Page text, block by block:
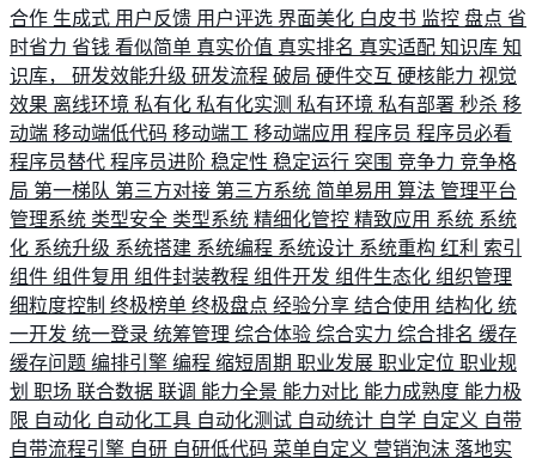
合作 生成式 用户反馈 用户评选 界面美化 白皮书 监控 盘点 省
时省力 省钱 看似简单 真实价值 真实排名 真实适配 知识库 知
识库， 研发效能升级 研发流程 破局 硬件交互 硬核能力 视觉
效果 离线环境 私有化 私有化实测 私有环境 私有部署 秒杀 移
动端 移动端低代码 移动端工 移动端应用 程序员 程序员必看
程序员替代 程序员进阶 稳定性 稳定运行 突围 竞争力 竞争格
局 第一梯队 第三方对接 第三方系统 简单易用 算法 管理平台
管理系统 类型安全 类型系统 精细化管控 精致应用 系统 系统
化 系统升级 系统搭建 系统编程 系统设计 系统重构 红利 索引
组件 组件复用 组件封装教程 组件开发 组件生态化 组织管理
细粒度控制 终极榜单 终极盘点 经验分享 结合使用 结构化 统
一开发 统一登录 统筹管理 综合体验 综合实力 综合排名 缓存
缓存问题 编排引擎 编程 缩短周期 职业发展 职业定位 职业规
划 职场 联合数据 联调 能力全景 能力对比 能力成熟度 能力极
限 自动化 自动化工具 自动化测试 自动统计 自学 自定义 自带
自带流程引擎 自研 自研低代码 菜单自定义 营销泡沫 落地实